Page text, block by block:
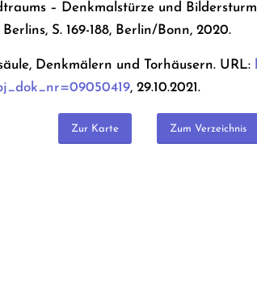
– Denkmalstürze und
S. 169-188, Berlin/Bonn, 2020.
Denkmälern und Torhäusern. URL:
, 29.10.2021.
Zur Karte Zum Verzeichnis